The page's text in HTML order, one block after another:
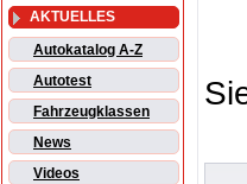
AKTUELLES
Autokatalog A-Z
Autotest
Fahrzeugklassen
News
Videos